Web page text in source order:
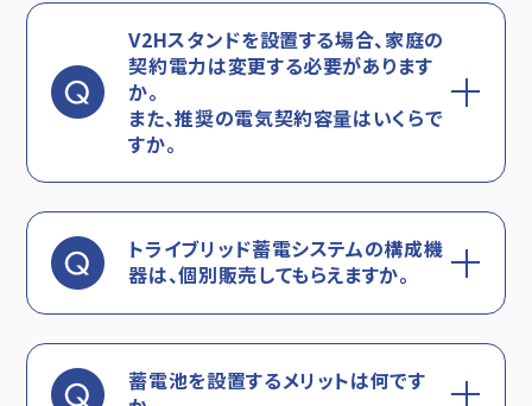
V2Hスタンドを設置する場合、家庭の
契約電力は変更する必要があります
か。
また、推奨の電気契約容量はいくらで
すか。
トライブリッド蓄電システムの構成機
器は、個別販売してもらえますか。
蓄電池を設置するメリットは何です